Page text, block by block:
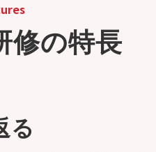
修の特長
る